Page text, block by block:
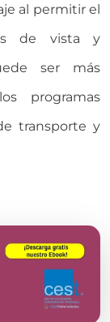
al permitir el
de vista y
ser más
programas
transporte y